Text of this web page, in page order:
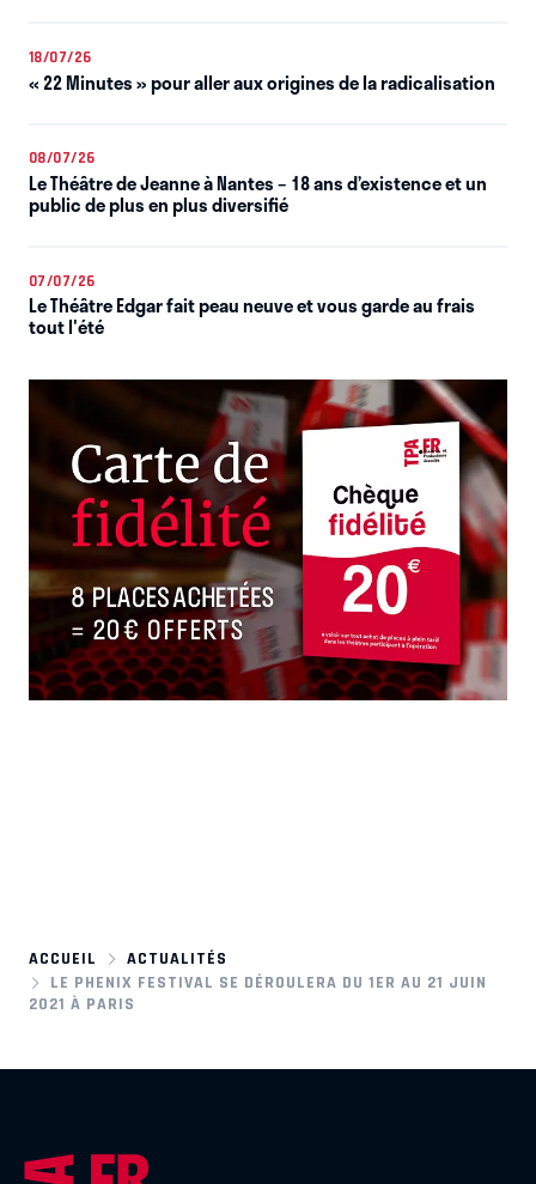
18/07/26
« 22 Minutes » pour aller aux origines de la radicalisation
08/07/26
Le Théâtre de Jeanne à Nantes – 18 ans d’existence et un
public de plus en plus diversifié
07/07/26
Le Théâtre Edgar fait peau neuve et vous garde au frais
tout l'été
ACCUEIL
ACTUALITÉS
LE PHENIX FESTIVAL SE DÉROULERA DU 1ER AU 21 JUIN
2021 À PARIS